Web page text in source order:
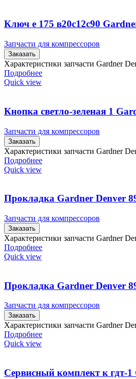
Ключ е 175 в20с12с90
Запчасти для компрессоров
Заказать
Характеристики запчасти Gardner
Подробнее
Quick view
Кнопка светло-зеленая 1
Запчасти для компрессоров
Заказать
Характеристики запчасти Gardner
Подробнее
Quick view
Прокладка Gardner Denver
Запчасти для компрессоров
Заказать
Характеристики запчасти Gardner
Подробнее
Quick view
Прокладка Gardner Denver
Запчасти для компрессоров
Заказать
Характеристики запчасти Gardner
Подробнее
Quick view
Сервисный комплект к гдт-1